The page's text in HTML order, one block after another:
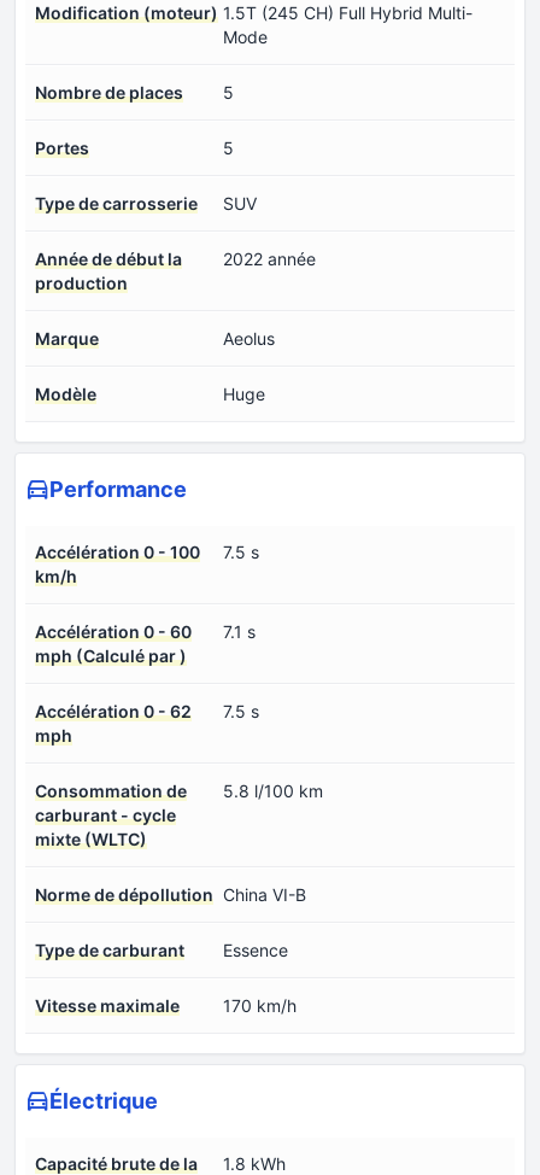
Modification (moteur) 1.5T (245 CH) Full Hybrid Multi-
Mode
Nombre de places 5
Portes 5
Type de carrosserie SUV
Année de début la
production
2022 année
Marque Aeolus
Modèle Huge
Performance
Accélération 0 - 100
km/h
7.5 s
Accélération 0 - 60
mph (Calculé par )
7.1 s
Accélération 0 - 62
mph
7.5 s
Consommation de
carburant - cycle
mixte (WLTC)
5.8 l/100 km
Norme de dépollution China VI-B
Type de carburant Essence
Vitesse maximale 170 km/h
Électrique
Capacité brute de la
1.8 kWh